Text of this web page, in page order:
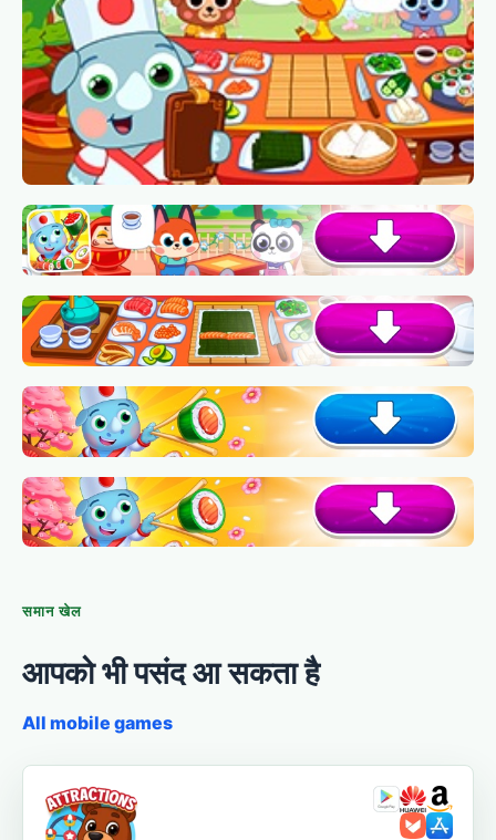
समान खेल
आपको भी पसंद आ सकता है
All mobile games